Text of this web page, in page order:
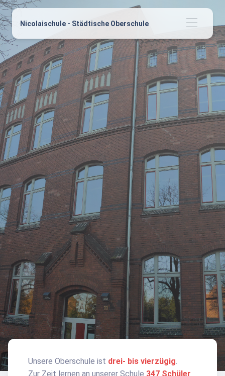
Nicolaischule - Städtische Oberschule
Unsere Oberschule ist drei- bis vierzügig
Zur Zeit lernen an unserer Schule 347 Schüler